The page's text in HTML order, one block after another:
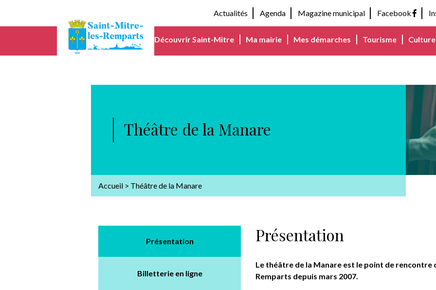
Actualités Agenda Magazine municipal Facebook
Découvrir Saint-Mitre Ma mairie Mes démarches Tourisme
Théâtre de la Manare
Accueil > Théâtre de la Manare
Présentation
Billetterie en ligne
Présentation
Le théâtre de la Manare est le point de
Remparts depuis mars 2007.